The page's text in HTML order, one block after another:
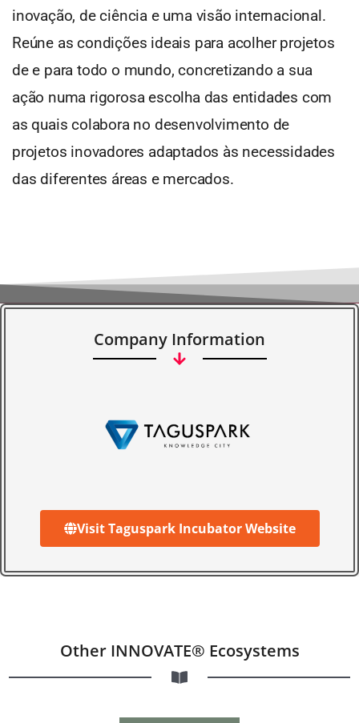
inovação, de ciência e uma visão internacional.
Reúne as condições ideais para acolher projetos
de e para todo o mundo, concretizando a sua
ação numa rigorosa escolha das entidades com
as quais colabora no desenvolvimento de
projetos inovadores adaptados às necessidades
das diferentes áreas e mercados.
Company Information
Visit Taguspark Incubator Website
Other INNOVATE® Ecosystems